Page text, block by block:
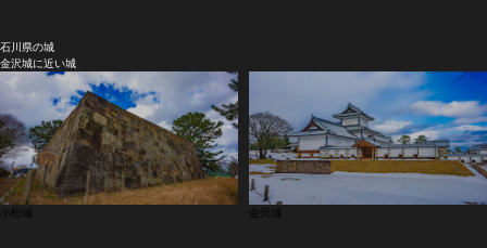
石川県の城
金沢城に近い城
小松城 金沢城